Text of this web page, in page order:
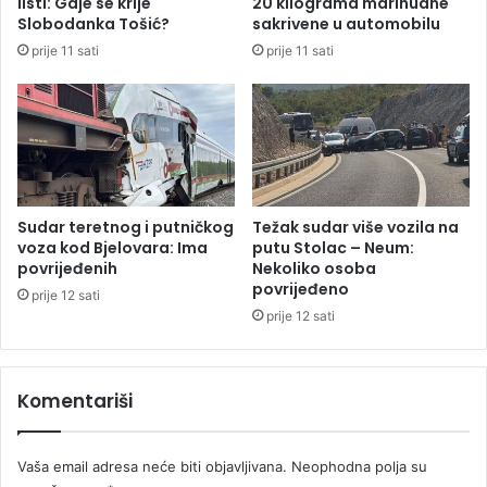
m
a
u
S
r
p
s
k
o
j
s
a
t
i
b
z
g
r
a
n
i
p
l
Slobodanka Tošić?
prije 11 sati
sakrivene u automobilu
prije 11 sati
Sudar teretnog i putničkog
voza kod Bjelovara: Ima
povrijeđenih
prije 12 sati
Težak sudar više vozila na
putu Stolac – Neum:
Nekoliko osoba
povrijeđeno
prije 12 sati
Komentariši
Vaša email adresa neće biti objavljivana. Neophodna polja su